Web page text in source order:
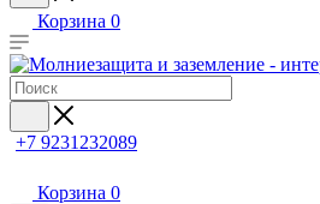
Корзина 0
+7 9231232089
Корзина 0